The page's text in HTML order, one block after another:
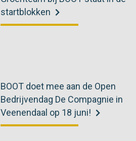
startblokken
BOOT doet mee aan de Open
Bedrijvendag De Compagnie in
Veenendaal op 18 juni!